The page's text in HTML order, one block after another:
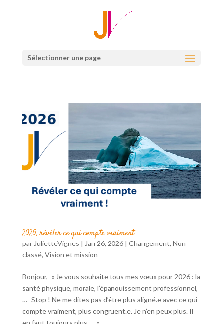
Sélectionner une page
2026, révéler ce qui compte vraiment
par JulietteVignes | Jan 26, 2026| Changement, Non
classé, Vision et mission
Bonjour,- « Je vous souhaite tous mes vœux pour 2026 : la
santé physique, morale, l’épanouissement professionnel,
…- Stop ! Ne me dites pas d’être plus aligné.e avec ce qui
compte vraiment, plus congruent.e. Je n’en peux plus. Il
en faut toujours plus, … »...